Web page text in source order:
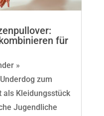
für
»
zum
als Kleidungsstück
Jugendliche